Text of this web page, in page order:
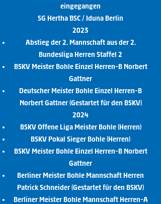
eingegangen
SG Hertha BSC / Iduna Berlin
2023
Abstieg der 2. Mannschaft aus der 2.
Bundesliga Herren Staffel 2
BSKV Meister Bohle Einzel Herren-B Norbert
Gattner
Deutscher Meister Bohle Einzel Herren-B
Norbert Gattner (Gestartet für den BSKV)
2024
BSKV Offene Liga Meister Bohle (Herren)
BSKV Pokal Sieger Bohle (Herren)
BSKV Meister Bohle Einzel Herren-B Norbert
Gattner
Berliner Meister Bohle Mannschaft Herren
Patrick Schneider (Gestartet für den BSKV)
Berliner Meister Bohle Mannschaft Herren-A